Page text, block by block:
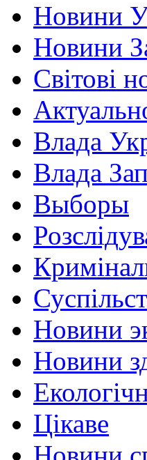
Новини
Новини
Світові
Влада
Влада
Выборы
Новини
Новини
Цікаве